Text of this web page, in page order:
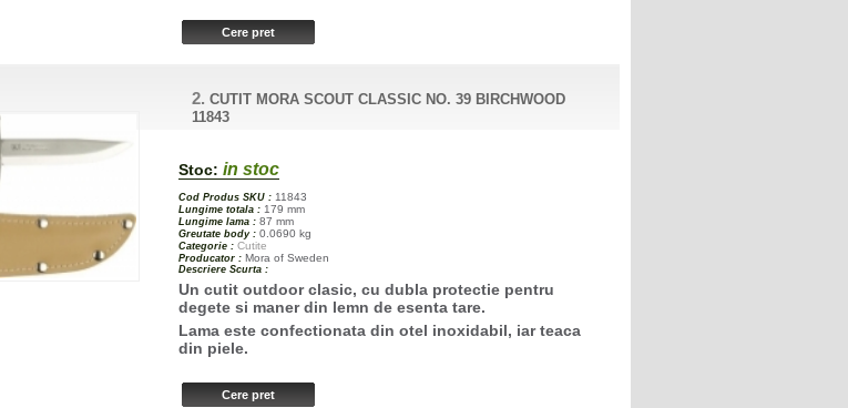
2.CUTIT MORA SCOUT CLASSIC NO. 39 BIRCHWOOD
11843
Stoc: in stoc
Cod Produs SKU : 11843
Lungime totala : 179 mm
Lungime lama : 87 mm
Greutate body : 0.0690 kg
Categorie : Cutite
Producator : Mora of Sweden
Descriere Scurta :
Un cutit outdoor clasic, cu dubla protectie pentru
degete si maner din lemn de esenta tare.
Lama este confectionata din otel inoxidabil, iar teaca
din piele.